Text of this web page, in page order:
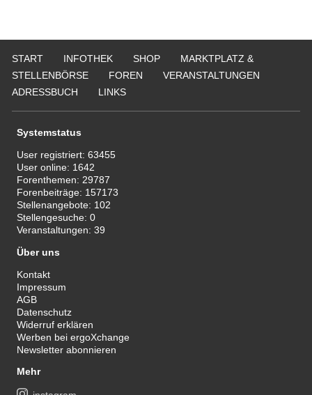
START INFOTHEK SHOP
MARKTPLATZ &
STELLENBÖRSE
FOREN
VERANSTALTUNGEN
ADRESSBUCH
LINKS
Systemstatus
User registriert:63455
User online: 1642
Forenthemen: 29787
Forenbeiträge: 157173
Stellenangebote: 102
Stellengesuche:0
Veranstaltungen:39
Über uns
Kontakt
Impressum
AGB
Datenschutz
Widerruf erklären
Werben bei ergoXchange
Newsletter abonnieren
Mehr